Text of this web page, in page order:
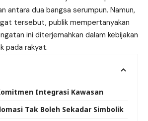
antara dua bangsa serumpun. Namun,
tersebut, publik mempertanyakan
ini diterjemahkan dalam kebijakan
pada rakyat.
Integrasi Kawasan
Tak Boleh Sekadar Simbolik